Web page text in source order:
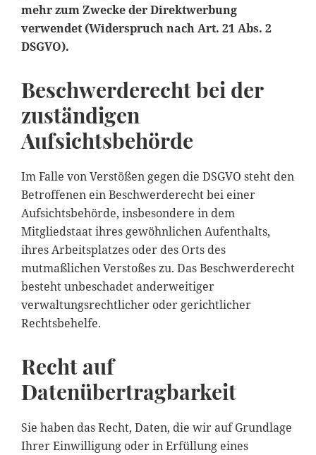
mehr zum Zwecke der Direktwerbung
verwendet (Widerspruch nach Art. 21 Abs. 2
DSGVO).
Beschwerderecht bei der
zuständigen
Aufsichtsbehörde
Im Falle von Verstößen gegen die DSGVO steht den
Betroffenen ein Beschwerderecht bei einer
Aufsichtsbehörde, insbesondere in dem
Mitgliedstaat ihres gewöhnlichen Aufenthalts,
ihres Arbeitsplatzes oder des Orts des
mutmaßlichen Verstoßes zu. Das Beschwerderecht
besteht unbeschadet anderweitiger
verwaltungsrechtlicher oder gerichtlicher
Rechtsbehelfe.
Recht auf
Datenübertragbarkeit
Sie haben das Recht, Daten, die wir auf Grundlage
Ihrer Einwilligung oder in Erfüllung eines